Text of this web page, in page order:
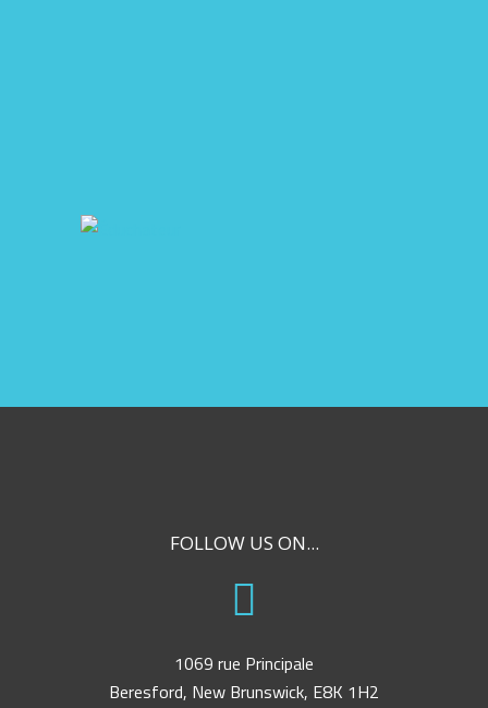
FOLLOW US ON...
1069 rue Principale
Beresford, New Brunswick, E8K 1H2